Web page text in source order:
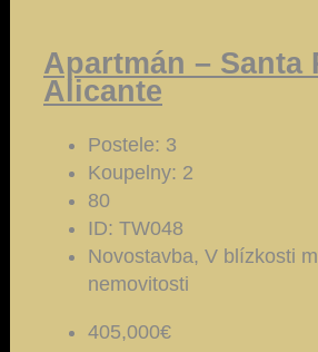
Apartmán – Santa
Alicante
Postele: 3
Koupelny: 2
80
ID: TW048
Novostavba, V blízkosti
nemovitosti
405,000€